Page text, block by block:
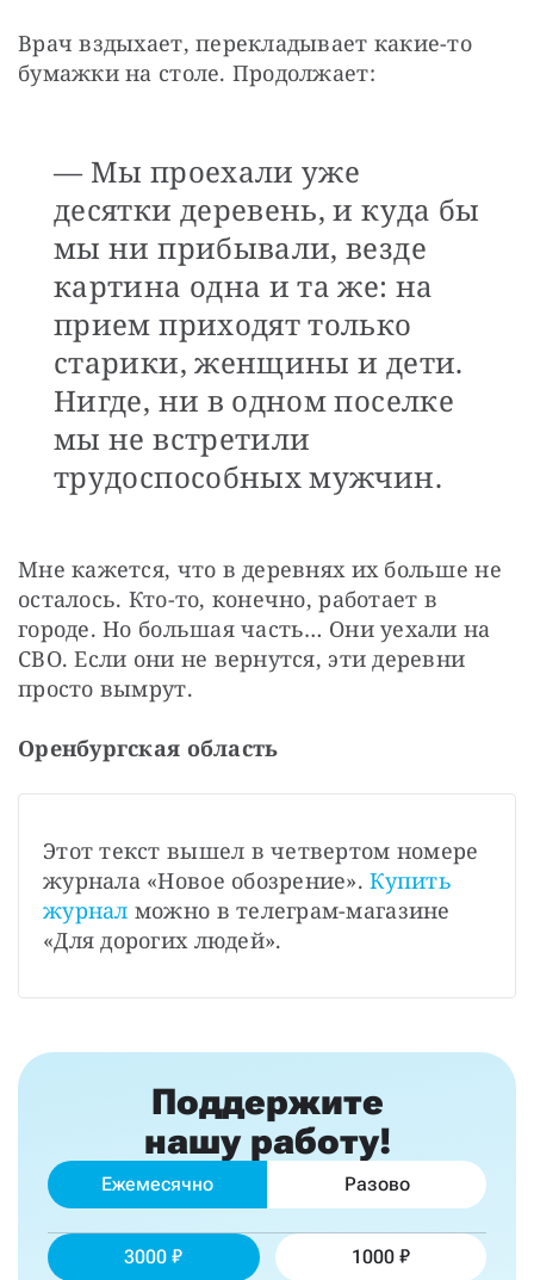
Врач вздыхает, перекладывает какие-то
бумажки на столе. Продолжает:
— Мы проехали уже
десятки деревень, и куда бы
мы ни прибывали, везде
картина одна и та же: на
прием приходят только
старики, женщины и дети.
Нигде, ни в одном поселке
мы не встретили
трудоспособных мужчин.
Мне кажется, что в деревнях их больше не
осталось. Кто-то, конечно, работает в
городе. Но большая часть… Они уехали на
СВО. Если они не вернутся, эти деревни
просто вымрут.
Оренбургская область
Этот текст вышел в четвертом номере
журнала «Новое обозрение». Купить
журнал можно в телеграм-магазине
«Для дорогих людей».
Поддержите
нашу работу!
Ежемесячно Разово
3000 1000